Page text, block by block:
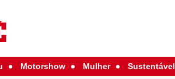
Motorshow Mulher Sustentável